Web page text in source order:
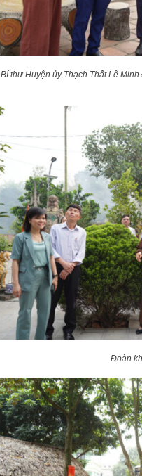
Bí thư Huyện ủy Thạch Thất Lê
Đoàn